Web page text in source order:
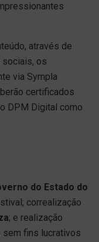
através de
sociais, os
via Sympla
certificados
DPM Digital como
do Estado do
correalização
; e realização
sem fins lucrativos